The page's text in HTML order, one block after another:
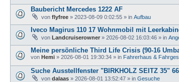
Baubericht Mercedes 1222 AF
von flyfree » 2023-08-09 0:02:55 » in Aufbau
Iveco Magirus 110 17 Wohnmobil mit
von Landcruiserowner » 2026-08-02 16:03:46 » in
Meine persönliche Third Life Crisis (90-16
von Hemi » 2026-08-01 19:30:34 » in Fahrerhaus &
Suche Ausstellfenster "BIRKHOLZ SEITZ 35"
von dalaas » 2026-08-01 13:52:47 » in Gesuche